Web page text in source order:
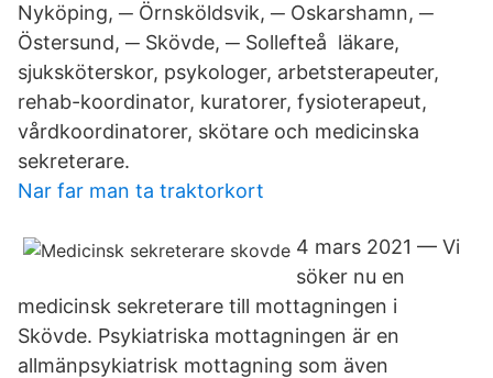
Nyköping, ─ Örnsköldsvik, ─ Oskarshamn, ─
Östersund, ─ Skövde, ─ Sollefteå läkare,
sjuksköterskor, psykologer, arbetsterapeuter,
rehab-koordinator, kuratorer, fysioterapeut,
vårdkoordinatorer, skötare och medicinska
sekreterare.
Nar far man ta traktorkort
4 mars 2021 — Vi
söker nu en
medicinsk sekreterare till mottagningen i
Skövde. Psykiatriska mottagningen är en
allmänpsykiatrisk mottagning som även